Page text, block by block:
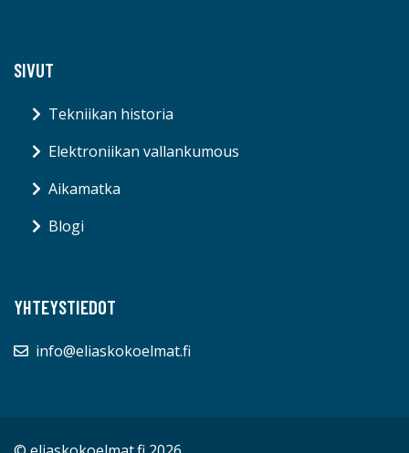
SIVUT
Tekniikan historia
Elektroniikan vallankumous
Aikamatka
Blogi
YHTEYSTIEDOT
info@eliaskokoelmat.fi